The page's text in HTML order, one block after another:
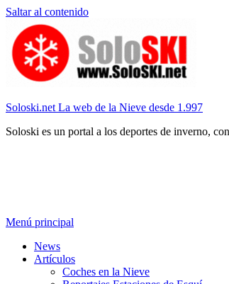
Saltar al contenido
Soloski.net La web de la Nieve desde 1.997
Soloski es un portal a los deportes de inverno,
Menú principal
News
Artículos
Coches en la Nieve